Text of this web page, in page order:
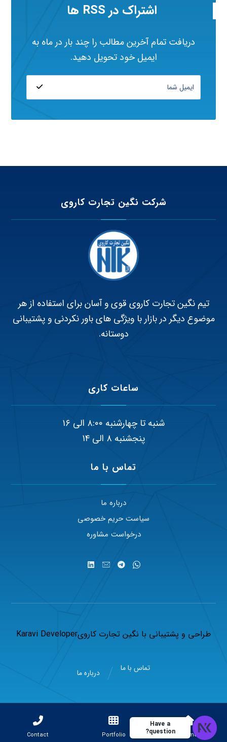
اشتراک در RSS ها
دریافت تمام آخرین مطالب را چند بار در ماه به
ایمیل خود تحویل دهید.
شرکت نگین تجارت کاروی
تیم نگین تجارت کاروی قوی و آسان برای استفاده از هر
موضوع دیگر در بازار با ویژگی های باور نکردنی و پشتیبانی
دوستانه.
ساعات کاری
شنبه تا چهارشنبه ۸:۰۰ الی ۱۶
پنجشنبه ۸ الی ۱۴
تماس با ما
درباره ما
سیاست حریم خصوصی
درخواست مشاوره
طراحی و پشتیبانی با نگین تجارت کارویKaravi Developer
تماس با ما درباره ما
Home
Portfolio
Contact
Have a
question?